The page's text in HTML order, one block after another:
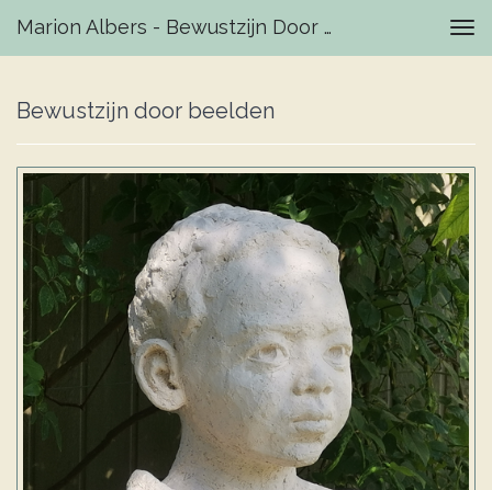
Marion Albers - Bewustzijn Door Beelden
Bewustzijn door beelden